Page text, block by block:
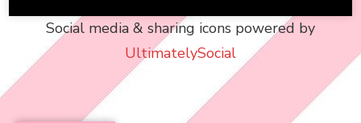
Social media & sharing icons powered by
UltimatelySocial